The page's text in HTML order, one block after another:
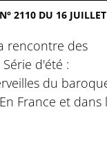
2110 DU 16 JUILLET
rencontre des
d'été :
du
France et dans